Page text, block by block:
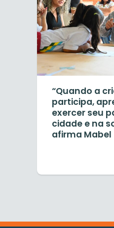
“Quando a
participa,
exercer seu
cidade e na
afirma Mabel